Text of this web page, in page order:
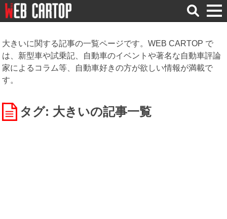
検
索
大きいに関する記事の一覧ページです。WEB CARTOP で
は、新型車や試乗記、自動車のイベントや著名な自動車評論
家によるコラム等、自動車好きの方が欲しい情報が満載で
す。
タグ: 大きいの記事一覧